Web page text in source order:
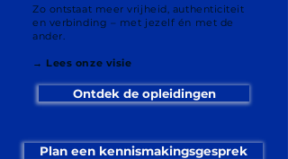
Zo ontstaat meer vrijheid, authenticiteit
en verbinding – met jezelf én met de
ander.
→ Lees onze visie
Ontdek de opleidingen
Plan een kennismakingsgesprek